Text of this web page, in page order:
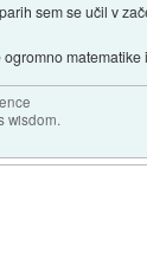
sem se učil v
matematike
wisdom.